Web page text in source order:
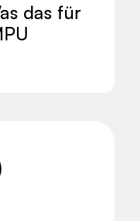
das für